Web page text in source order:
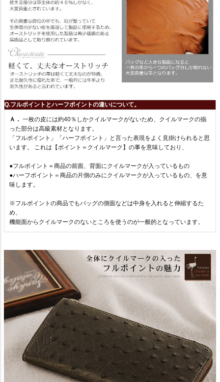
Q.フルポイントとハーフポイントの違いについて。
Ａ． 一枚の皮には約40％しかクイルマークがないため、クイルマークの揃
った部分は高級素材となります。
「フルポイント」「ハーフポイント」と言った表現をよく見掛けられると思
います。 これは【ポイント＝クイルマーク】の事を意味しており、
●フルポイント＝商品の前面、背面にクイルマークが入っているもの
●ハーフポイント＝商品の片側のみにクイルマークが入っているもの、を意
味します。
※フルポイントの商品でもバッグの側面などは中身を入れると伸縮するた
め、
機能面からクイルマークのないところを使うのが一般的となっています。